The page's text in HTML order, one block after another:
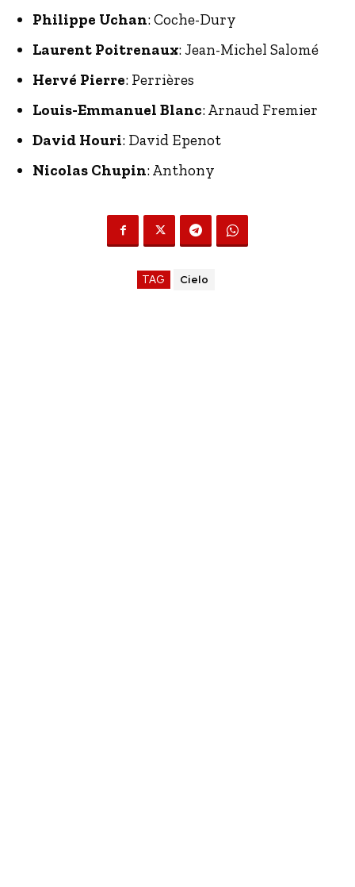
Philippe Uchan: Coche-Dury
Laurent Poitrenaux: Jean-Michel Salomé
Hervé Pierre: Perrières
Louis-Emmanuel Blanc: Arnaud Fremier
David Houri: David Epenot
Nicolas Chupin: Anthony
TAG Cielo